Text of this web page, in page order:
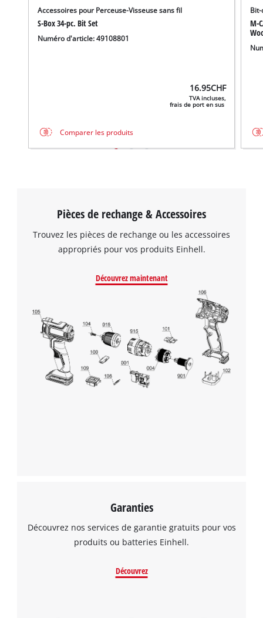
Accessoires pour Perceuse-Visseuse sans fil
S-Box 34-pc. Bit Set
Numéro d'article: 49108801
16.95CHF
TVA incluses,
frais de port en sus
Comparer les produits
M-
Pièces de rechange & Accessoires
Trouvez les pièces de rechange ou les accessoires
appropriés pour vos produits Einhell.
Découvrez maintenant
Garanties
Découvrez nos services de garantie gratuits pour vos
produits ou batteries Einhell.
Découvrez